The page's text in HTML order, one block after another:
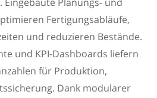
Fertigungsabläufe,
und reduzieren Bestände.
und KPI-Dashboards liefern
für Produktion,
Dank modularer